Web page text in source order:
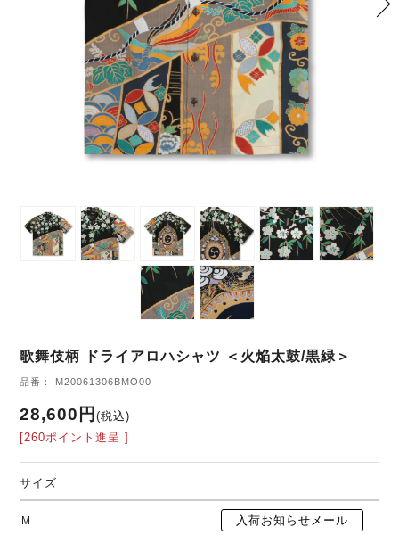
歌舞伎柄 ドライアロハシャツ ＜火焔太鼓/黒緑＞
品番： M20061306BMO00
28,600円(税込)
[260ポイント進呈 ]
サイズ
M